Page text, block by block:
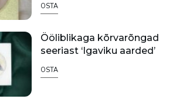
OSTA
Ööliblikaga kõrvarõngad
seeriast ‘Igaviku aarded’
OSTA